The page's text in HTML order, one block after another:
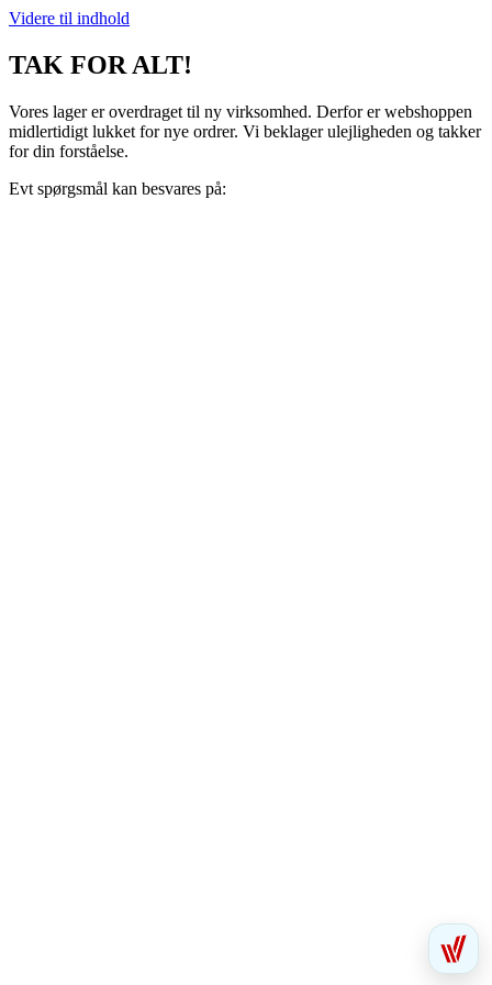
Videre til indhold
TAK FOR ALT!
Vores lager er overdraget til ny virksomhed. Derfor er webshoppen
midlertidigt lukket for nye ordrer. Vi beklager ulejligheden og takker
for din forståelse.
Evt spørgsmål kan besvares på: